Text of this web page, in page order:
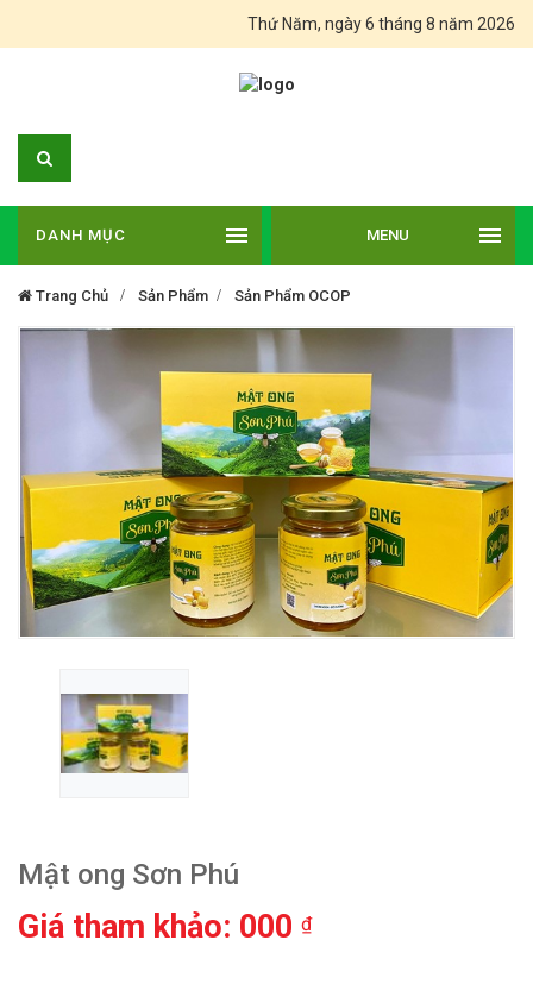
Thứ Năm, ngày 6 tháng 8 năm 2026
DANH MỤC MENU
Trang Chủ Sản Phẩm Sản Phẩm OCOP
Mật ong Sơn Phú
Giá tham khảo: 000 ₫